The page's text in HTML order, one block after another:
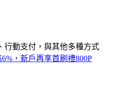
行動支付，與其他多種方式
，新戶再享首刷禮800P